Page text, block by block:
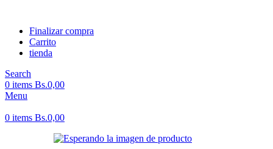
Finalizar compra
Carrito
tienda
Search
0 items Bs.0,00
Menu
0 items Bs.0,00